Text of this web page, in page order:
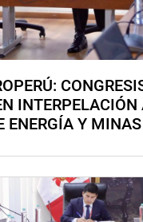
INTERPELACIÓN
ENERGÍA Y MINAS